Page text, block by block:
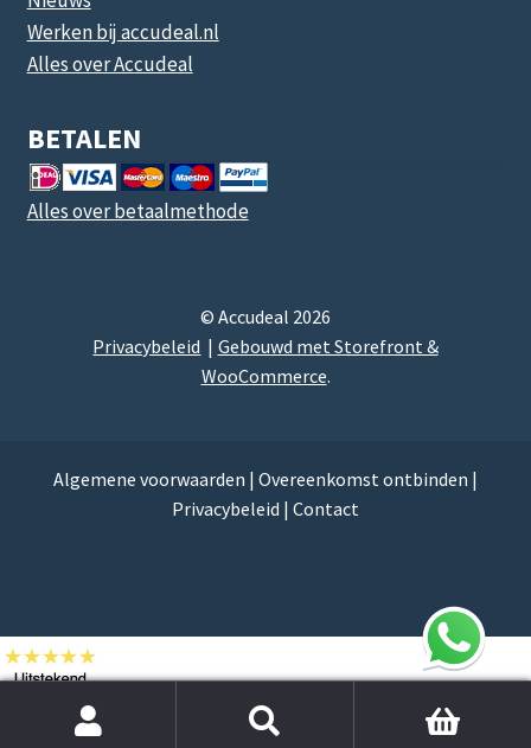
Werken bij accudeal.nl
Alles over Accudeal
BETALEN
Alles over betaalmethode
© Accudeal 2026
Privacybeleid
Gebouwd met Storefront &
WooCommerce.
Algemene voorwaarden | Overeenkomst ontbinden |
Privacybeleid | Contact